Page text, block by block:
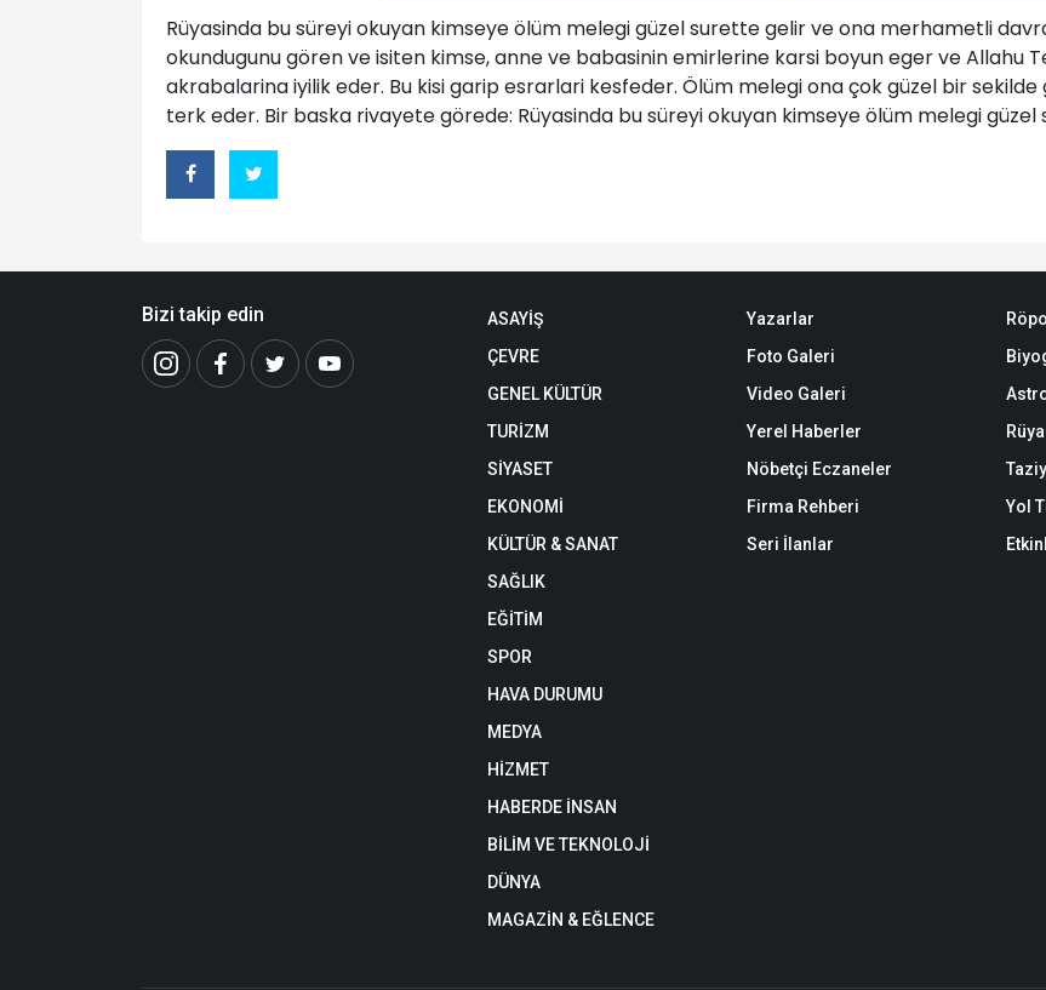
Rüyasinda bu süreyi okuyan kimseye ölüm melegi güzel surette gelir ve ona merhametli
okundugunu gören ve isiten kimse, anne ve babasinin emirlerine karsi boyun eger ve Allahu
akrabalarina iyilik eder. Bu kisi garip esrarlari kesfeder. Ölüm melegi ona çok güzel bir
terk eder. Bir baska rivayete görede: Rüyasinda bu süreyi okuyan kimseye ölüm melegi
Bizi takip edin
ASAYİŞ
ÇEVRE
GENEL KÜLTÜR
TURİZM
SİYASET
EKONOMİ
KÜLTÜR & SANAT
SAĞLIK
EĞİTİM
SPOR
HAVA DURUMU
MEDYA
HİZMET
HABERDE İNSAN
BİLİM VE TEKNOLOJİ
DÜNYA
MAGAZİN & EĞLENCE
Yazarlar
Foto Galeri
Video Galeri
Yerel Haberler
Nöbetçi Eczaneler
Firma Rehberi
Seri İlanlar
Yol